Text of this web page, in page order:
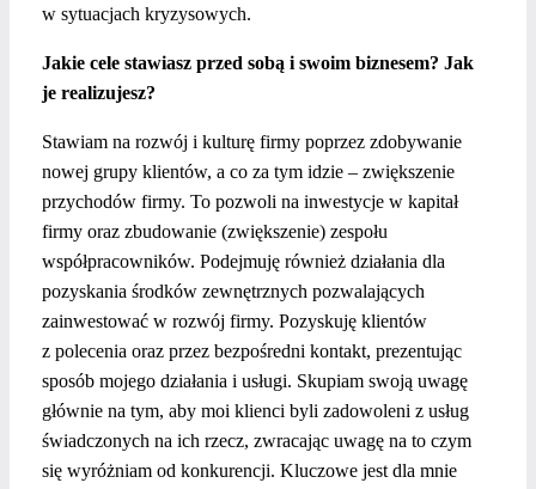
w sytuacjach kryzysowych.
Jakie cele stawiasz przed sobą i swoim biznesem? Jak
je realizujesz?
Stawiam na rozwój i kulturę firmy poprzez zdobywanie
nowej grupy klientów, a co za tym idzie – zwiększenie
przychodów firmy. To pozwoli na inwestycje w kapitał
firmy oraz zbudowanie (zwiększenie) zespołu
współpracowników. Podejmuję również działania dla
pozyskania środków zewnętrznych pozwalających
zainwestować w rozwój firmy. Pozyskuję klientów
z polecenia oraz przez bezpośredni kontakt, prezentując
sposób mojego działania i usługi. Skupiam swoją uwagę
głównie na tym, aby moi klienci byli zadowoleni z usług
świadczonych na ich rzecz, zwracając uwagę na to czym
się wyróżniam od konkurencji. Kluczowe jest dla mnie